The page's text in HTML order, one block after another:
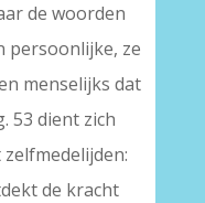
de woorden
persoonlijke, ze
menselijks dat
53 dient zich
de kracht